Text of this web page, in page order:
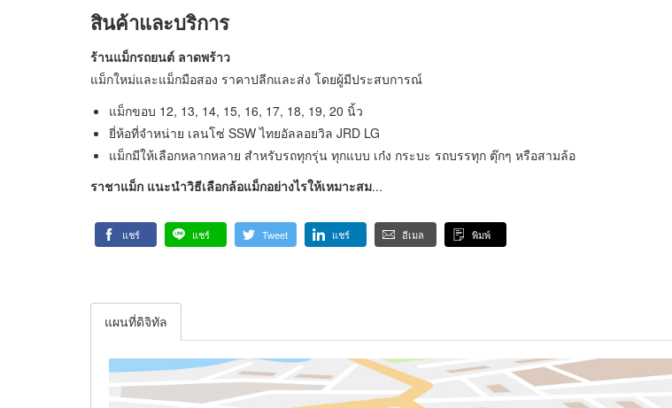
สินค้าและบริการ
ร้านแม็กรถยนต์ ลาดพร้าว
แม็กใหม่และแม็กมือสอง ราคาปลีกและส่ง โดยผู้มีประสบการณ์
แม็กขอบ 12, 13, 14, 15, 16, 17, 18, 19, 20 นิ้ว
ยี่ห้อที่จำหน่าย เลนโซ่ SSW ไทยอัลลอยวิล JRD LG
แม็กมีให้เลือกหลากหลาย สำหรับรถทุกรุ่น ทุกแบบ เก๋ง กระบะ รถบรรทุก ตุ๊กๆ หรือสามล้อ
ราชาแม็ก แนะนำวิธีเลือกล้อแม็กอย่างไรให้เหมาะสม...
แชร์ แชร์ Tweet แชร์ อีเมล พิมพ์
แผนที่ดิจิทัล